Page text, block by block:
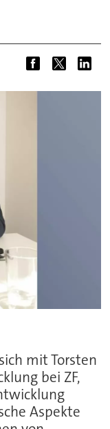
mit Torsten
bei ZF,
Aspekte